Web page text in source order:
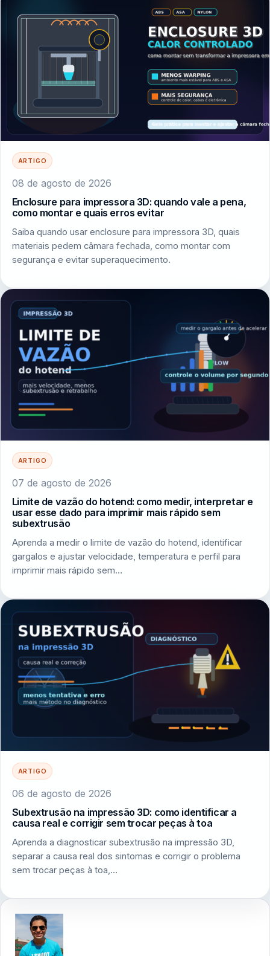
ARTIGO
08 de agosto de 2026
Enclosure para impressora 3D: quando vale a pena,
como montar e quais erros evitar
Saiba quando usar enclosure para impressora 3D, quais
materiais pedem câmara fechada, como montar com
segurança e evitar superaquecimento.
ARTIGO
07 de agosto de 2026
Limite de vazão do hotend: como medir, interpretar e
usar esse dado para imprimir mais rápido sem
subextrusão
Aprenda a medir o limite de vazão do hotend, identificar
gargalos e ajustar velocidade, temperatura e perfil para
imprimir mais rápido sem…
ARTIGO
06 de agosto de 2026
Subextrusão na impressão 3D: como identificar a
causa real e corrigir sem trocar peças à toa
Aprenda a diagnosticar subextrusão na impressão 3D,
separar a causa real dos sintomas e corrigir o problema
sem trocar peças à toa,…